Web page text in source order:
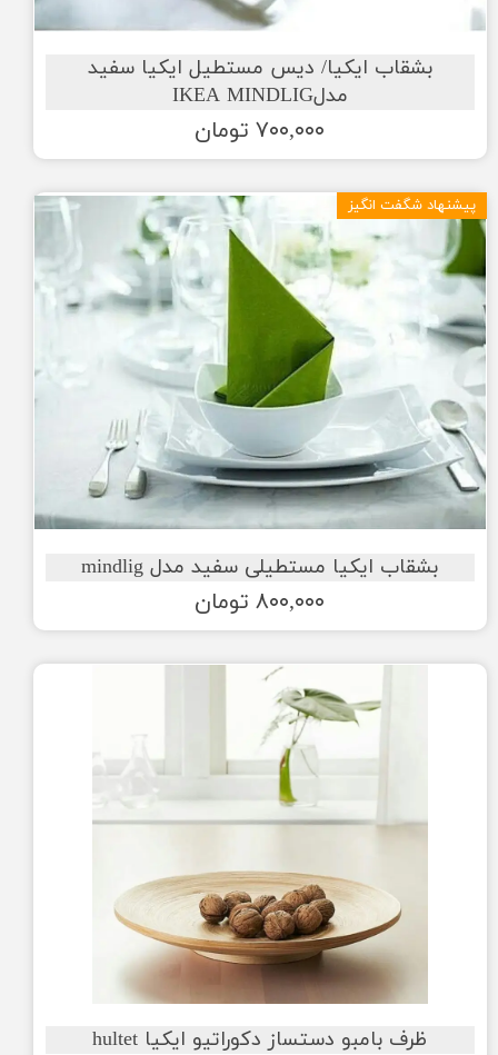
بشقاب ایکیا/ دیس مستطیل ایکیا سفید
مدلIKEA MINDLIG
۷۰۰,۰۰۰ تومان
بشقاب ایکیا مستطیلی سفید مدل mindlig
۸۰۰,۰۰۰ تومان
پیشنهاد شگفت انگیز
ظرف بامبو دستساز دکوراتیو ایکیا hultet